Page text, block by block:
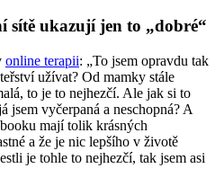
sítě ukazují jen to „dobré“
online terapii: „To jsem opravdu tak
užívat? Od mamky stále
to je to nejhezčí. Ale jak si to
jsem vyčerpaná a neschopná? A
mají tolik krásných
a že je nic lepšího v životě
je tohle to nejhezčí, tak jsem asi